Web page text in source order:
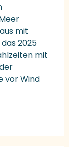
mit
2025
mit
vor Wind